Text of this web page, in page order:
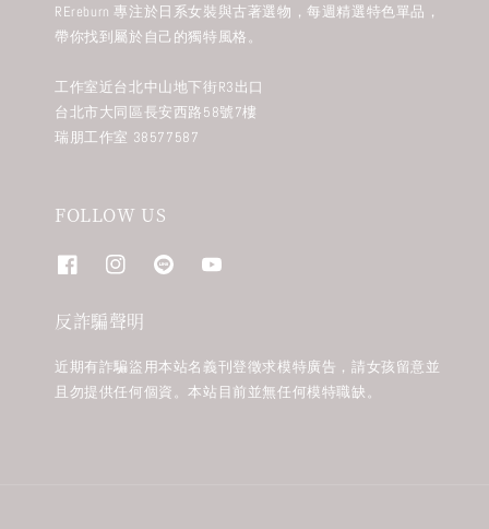
REreburn 專注於日系女裝與古著選物，每週精選特色單品，
帶你找到屬於自己的獨特風格。
工作室近台北中山地下街R3出口
台北市大同區長安西路58號7樓
瑞朋工作室 38577587
FOLLOW US
反詐騙聲明
近期有詐騙盜用本站名義刊登徵求模特廣告，請女孩留意並
且勿提供任何個資。本站目前並無任何模特職缺。